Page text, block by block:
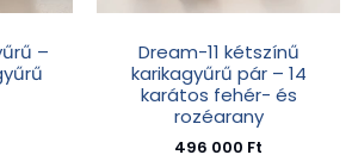
–
Dream-11 kétszínű
karikagyűrű pár – 14
karátos fehér- és
rozéarany
496 000 Ft